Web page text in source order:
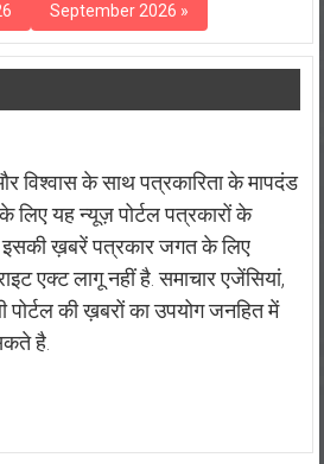
September 2026 »
के साथ पत्रकारिता के मापदंड
लिए यह न्यूज़ पोर्टल पत्रकारों के
इसकी ख़बरें पत्रकार जगत के लिए
एक्ट लागू नहीं है. समाचार एजेंसियां,
की ख़बरों का उपयोग जनहित में
है.